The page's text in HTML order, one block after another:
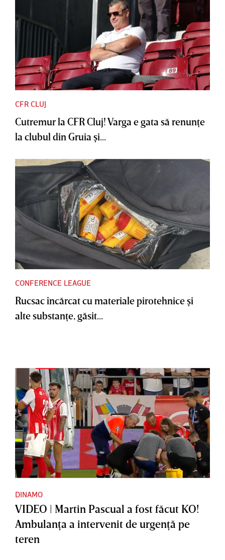
CFR CLUJ
Cutremur la CFR Cluj! Varga e gata să renunţe
la clubul din Gruia şi...
CONFERENCE LEAGUE
Rucsac încărcat cu materiale pirotehnice şi
alte substanţe, găsit...
DINAMO
VIDEO | Martin Pascual a fost făcut KO!
Ambulanţa a intervenit de urgenţă pe
teren